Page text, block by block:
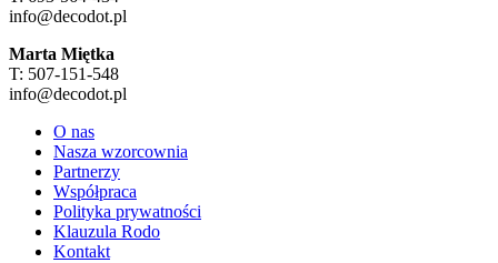
info@decodot.pl
Marta Miętka
T: 507-151-548
info@decodot.pl
O nas
Nasza wzorcownia
Partnerzy
Współpraca
Polityka prywatności
Klauzula Rodo
Kontakt